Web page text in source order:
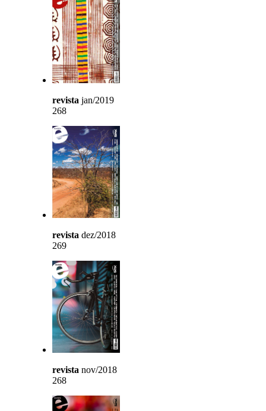
revista jan/2019
268
revista dez/2018
269
revista nov/2018
268